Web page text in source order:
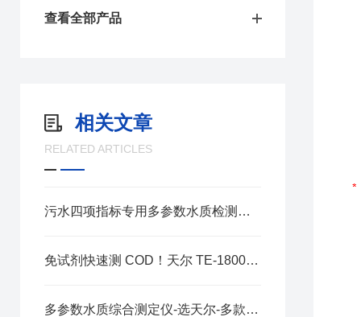
查看全部产品
相关文章
RELATED ARTICLES
污水四项指标专用多参数水质检测仪 TE-3000Max 技术性能解析
免试剂快速测 COD！天尔 TE-1800 手持式多参数检测仪赋能现场水质执法监测
多参数水质综合测定仪-选天尔-多款型号可选